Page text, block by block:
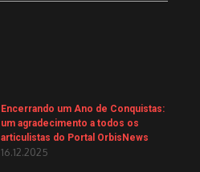
Encerrando um Ano de Conquistas:
um agradecimento a todos os
articulistas do Portal OrbisNews
16.12.2025